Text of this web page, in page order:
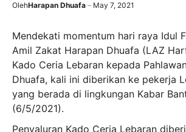
OlehHarapan Dhuafa May 7, 2021
Mendekati momentum hari raya Idul
Amil Zakat Harapan Dhuafa (LAZ
Kado Ceria Lebaran kepada
Dhuafa, kali ini diberikan ke pekerja
yang berada di lingkungan Kabar
(6/5/2021).
Penyaluran Kado Ceria Lebaran